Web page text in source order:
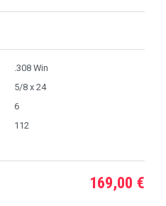
.308 Win
5/8 x 24
6
112
169,00 €